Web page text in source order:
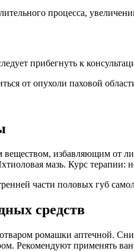
процесса,
прибегнуть к
от опухоли паховой
избавляющим от
мазь. Курс терапии:
части половых губ
средств
ромашки аптечной.
Рекомендуют применять